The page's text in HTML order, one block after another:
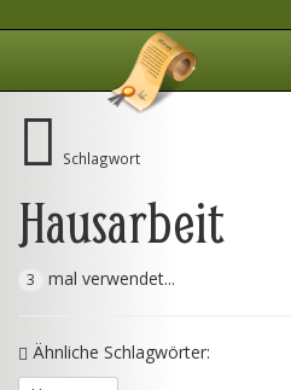
Schlagwort
Hausarbeit
3 mal verwendet...
Ähnliche Schlagwörter: